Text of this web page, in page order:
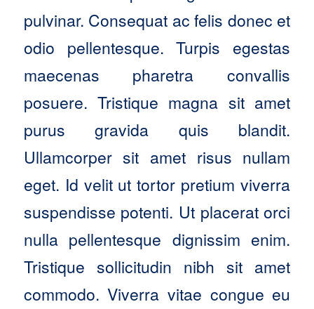
pulvinar. Consequat ac felis donec et
odio pellentesque. Turpis egestas
maecenas pharetra convallis
posuere. Tristique magna sit amet
purus gravida quis blandit.
Ullamcorper sit amet risus nullam
eget. Id velit ut tortor pretium viverra
suspendisse potenti. Ut placerat orci
nulla pellentesque dignissim enim.
Tristique sollicitudin nibh sit amet
commodo. Viverra vitae congue eu